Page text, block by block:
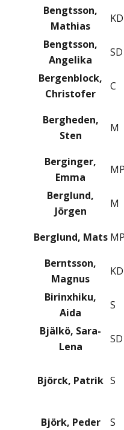
Bengtsson,
Mathias
KD
Bengtsson,
Angelika
SD
Bergenblock,
Christofer
C
Bergheden,
Sten
M
Berginger,
Emma
MP
Berglund,
Jörgen
M
Berglund, Mats MP
Berntsson,
Magnus
KD
Birinxhiku,
Aida
S
Bjälkö, Sara-
Lena
SD
Björck, Patrik S
Björk, Peder S